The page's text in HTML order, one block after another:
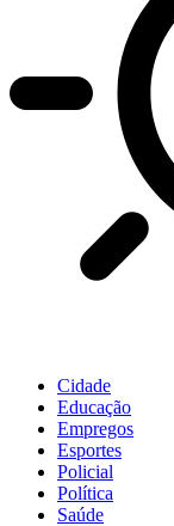
Cidade
Educação
Empregos
Esportes
Policial
Política
Saúde